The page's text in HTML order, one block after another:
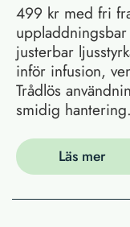
499 kr med fri
justerbar
inför infusion,
Trådlös
smidig hantering.
Läs mer